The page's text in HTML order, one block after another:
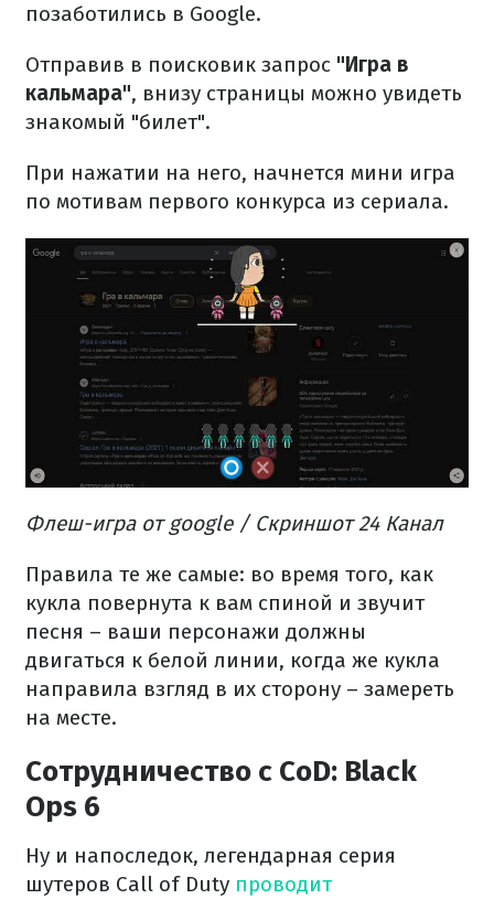
позаботились в Google.
Отправив в поисковик запрос "Игра в
кальмара", внизу страницы можно увидеть
знакомый "билет".
При нажатии на него, начнется мини игра
по мотивам первого конкурса из сериала.
Флеш-игра от google / Скриншот 24 Канал
Правила те же самые: во время того, как
кукла повернута к вам спиной и звучит
песня – ваши персонажи должны
двигаться к белой линии, когда же кукла
направила взгляд в их сторону – замереть
на месте.
Сотрудничество с CoD: Black
Ops 6
Ну и напоследок, легендарная серия
шутеров Call of Duty проводит